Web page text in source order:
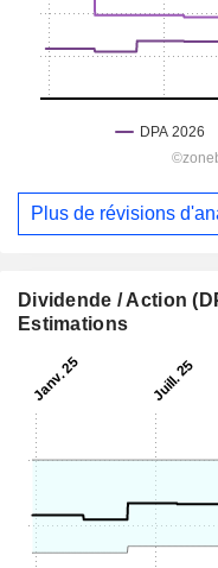
Plus de révisions
Dividende / Action
Estimations